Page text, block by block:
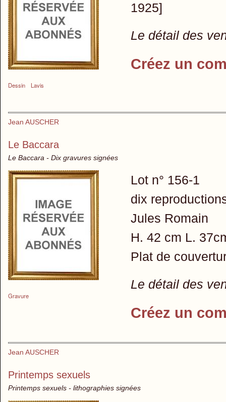
Dessin Lavis
1925]
Le détail des
Créez un
Jean AUSCHER
Le Baccara
Le Baccara - Dix gravures signées
Gravure
Lot n° 156-1
dix
Jules Romain
H. 42 cm L.
Plat de
Le détail des
Créez un
Jean AUSCHER
Printemps sexuels
Printemps sexuels - lithographies signées